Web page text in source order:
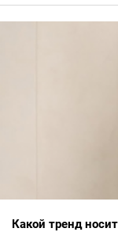
Какой тренд